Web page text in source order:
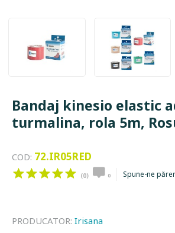
Bandaj kinesio elastic
turmalina, rola 5m,
COD: 72.IR05RED
(0) 0 Spune-ne
PRODUCATOR: Irisana